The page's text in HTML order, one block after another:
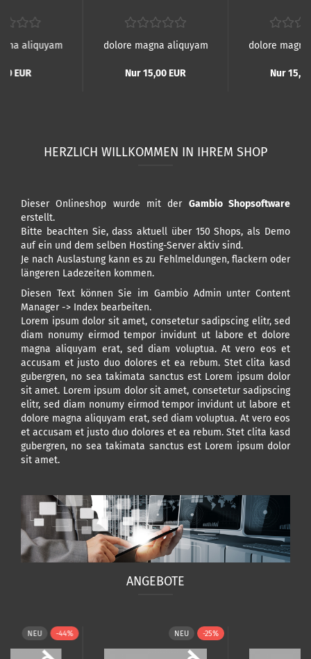
aliquyam
EUR
dolore magna aliquyam
Nur 15,00 EUR
dolore
Nur
HERZLICH WILLKOMMEN IN IHREM SHOP
Dieser Onlineshop wurde mit der Gambio Shopsoftware
erstellt.
Bitte beachten Sie, dass aktuell über 150 Shops, als Demo
auf ein und dem selben Hosting-Server aktiv sind.
Je nach Auslastung kann es zu Fehlmeldungen, flackern oder
längeren Ladezeiten kommen.
Diesen Text können Sie im Gambio Admin unter Content
Manager -> Index bearbeiten.
Lorem ipsum dolor sit amet, consetetur sadipscing elitr, sed
diam nonumy eirmod tempor invidunt ut labore et dolore
magna aliquyam erat, sed diam voluptua. At vero eos et
accusam et justo duo dolores et ea rebum. Stet clita kasd
gubergren, no sea takimata sanctus est Lorem ipsum dolor
sit amet. Lorem ipsum dolor sit amet, consetetur sadipscing
elitr, sed diam nonumy eirmod tempor invidunt ut labore et
dolore magna aliquyam erat, sed diam voluptua. At vero eos
et accusam et justo duo dolores et ea rebum. Stet clita kasd
gubergren, no sea takimata sanctus est Lorem ipsum dolor
sit amet.
ANGEBOTE
NEU -44% NEU -25%